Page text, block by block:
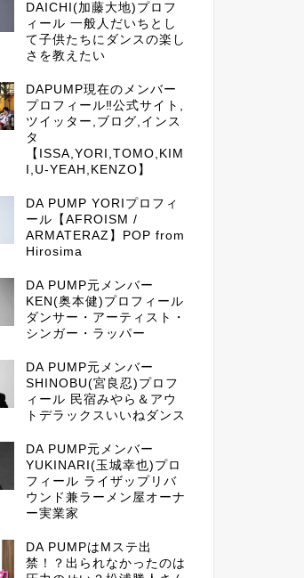
DAICHI(加藤大地)プロフ
ィール 一般人だいちとし
て子供たちにダンスの楽し
さを教えたい
DAPUMP現在のメンバー
プロフィール‼公式サイト,
ツイッター,ブログ,インス
タ
【ISSA,YORI,TOMO,KIM
I,U-YEAH,KENZO】
DA PUMP YORIプロフィ
ール【AFROISM /
ARMATERAZ】POP from
Hirosima
DA PUMP元メンバー
KEN(奥本健)プロフィール
ダンサー・アーティスト・
シンガー・ラッパー
DA PUMP元メンバー
SHINOBU(宮良忍)プロフ
ィール 民宿みやら＆アウ
トデラックスいいねダンス
DA PUMP元メンバー
YUKINARI(玉城幸也)プロ
フィール ライザップリバ
ウンド兼ラーメン屋オーナ
ー実業家
DA PUMPはMステ出
禁！？出られなかったのは